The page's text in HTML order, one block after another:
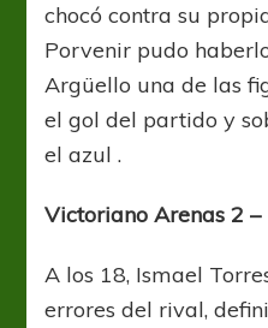
chocó contra su
Porvenir pudo
Argüello una de las
el gol del partido y
el azul .
Victoriano Arenas 2
A los 18, Ismael
errores del rival,